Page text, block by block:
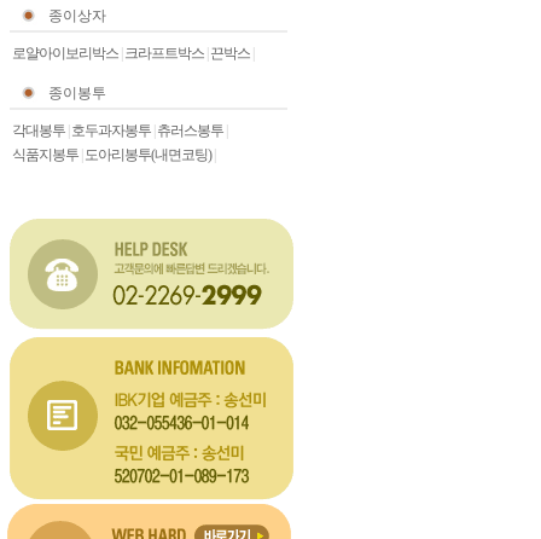
종이상자
로얄아이보리박스 크라프트박스 끈박스
종이봉투
각대봉투 호두과자봉투 츄러스봉투
식품지봉투 도아리봉투(내면코팅)|